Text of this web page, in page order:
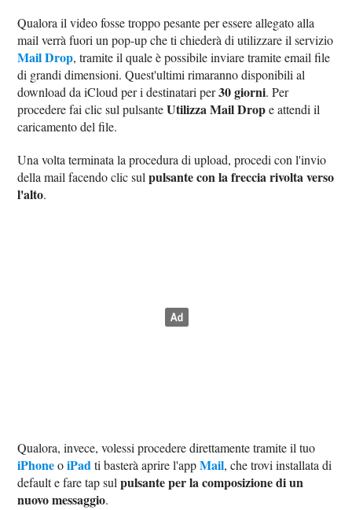
Qualora il video fosse troppo pesante per essere allegato alla
mail verrà fuori un pop-up che ti chiederà di utilizzare il servizio
Mail Drop, tramite il quale è possibile inviare tramite email file
di grandi dimensioni. Quest'ultimi rimaranno disponibili al
download da iCloud per i destinatari per30 giorni. Per
procedere fai clic sul pulsanteUtilizza Mail Drope attendi il
caricamento del file.
Una volta terminata la procedura di upload, procedi con l'invio
della mail facendo clic sulpulsante con la freccia rivolta verso
l'alto.
Qualora, invece, volessi procedere direttamente tramite il tuo
iPhoneoiPadti basterà aprire l'appMail, che trovi installata di
default e fare tap sulpulsante per la composizione di un
nuovo messaggio.